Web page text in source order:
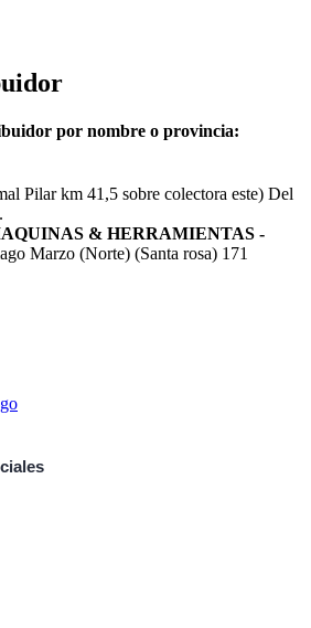
por nombre o provincia:
Pilar km 41,5 sobre colectora este) Del
& HERRAMIENTAS -
Marzo (Norte) (Santa rosa) 171